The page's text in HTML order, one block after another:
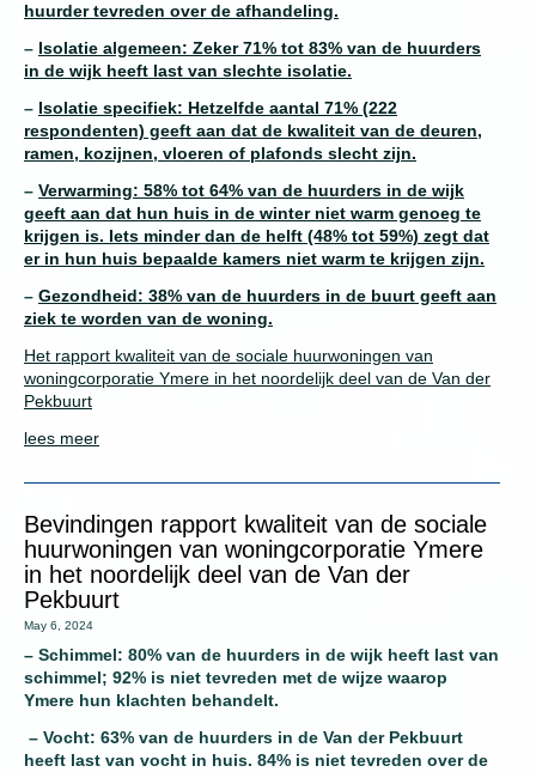
huurder tevreden over de afhandeling.
– Isolatie algemeen: Zeker 71% tot 83% van de huurders
in de wijk heeft last van slechte isolatie.
– Isolatie specifiek: Hetzelfde aantal 71% (222
respondenten) geeft aan dat de kwaliteit van de deuren,
ramen, kozijnen, vloeren of plafonds slecht zijn.
– Verwarming: 58% tot 64% van de huurders in de wijk
geeft aan dat hun huis in de winter niet warm genoeg te
krijgen is. Iets minder dan de helft (48% tot 59%) zegt dat
er in hun huis bepaalde kamers niet warm te krijgen zijn.
– Gezondheid: 38% van de huurders in de buurt geeft aan
ziek te worden van de woning.
Het rapport kwaliteit van de sociale huurwoningen van
woningcorporatie Ymere in het noordelijk deel van de Van der
Pekbuurt
lees meer
Bevindingen rapport kwaliteit van de sociale
huurwoningen van woningcorporatie Ymere
in het noordelijk deel van de Van der
Pekbuurt
May 6, 2024
– Schimmel: 80% van de huurders in de wijk heeft last van
schimmel; 92% is niet tevreden met de wijze waarop
Ymere hun klachten behandelt.
– Vocht: 63% van de huurders in de Van der Pekbuurt
heeft last van vocht in huis. 84% is niet tevreden over de